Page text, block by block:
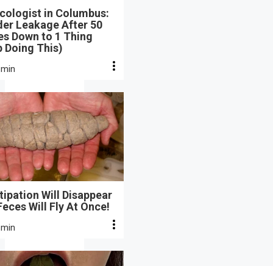
in Columbus:
Leakage After 50
Down to 1 Thing
Doing This)
Will Disappear
Will Fly At Once!